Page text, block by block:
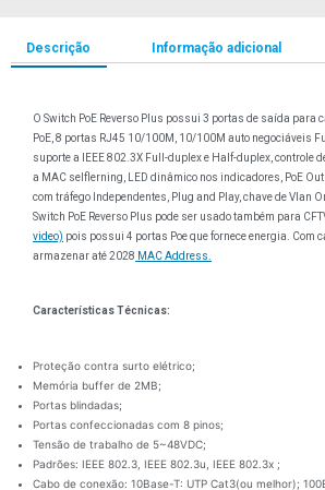
Descrição Informação adicional
O Switch PoE Reverso Plus possui 3 portas de saída para
PoE, 8 portas RJ45 10/100M, 10/100M auto negociáveis
suporte a IEEE 802.3X Full-duplex e Half-duplex, controle
a MAC selflerning, LED dinâmico nos indicadores, PoE Out
com tráfego Independentes, Plug and Play, chave de Vlan
Switch PoE Reverso Plus pode ser usado também para
video) pois possui 4 portas Poe que fornece energia. Com
armazenar até 2028 MAC Address.
Características Técnicas:
Proteção contra surto elétrico;
Memória buffer de 2MB;
Portas blindadas;
Portas confeccionadas com 8 pinos;
Tensão de trabalho de 5~48VDC;
Padrões: IEEE 802.3, IEEE 802.3u, IEEE 802.3x ;
Cabo de conexão: 10Base-T: UTP Cat3(ou melhor);